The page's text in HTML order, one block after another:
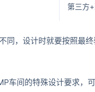
第三方
，设计时就要按照最终
车间的特殊设计要求，